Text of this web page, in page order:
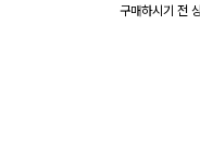
구매하시기 전